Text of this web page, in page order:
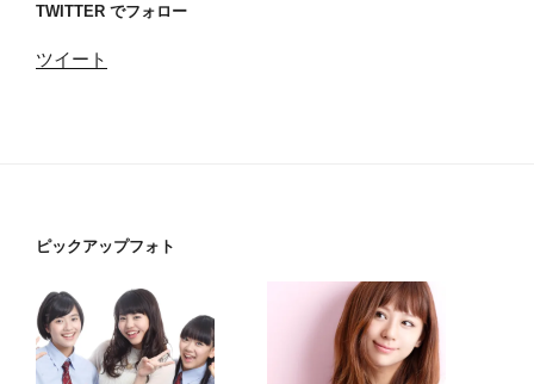
TWITTER でフォロー
ツイート
ピックアップフォト